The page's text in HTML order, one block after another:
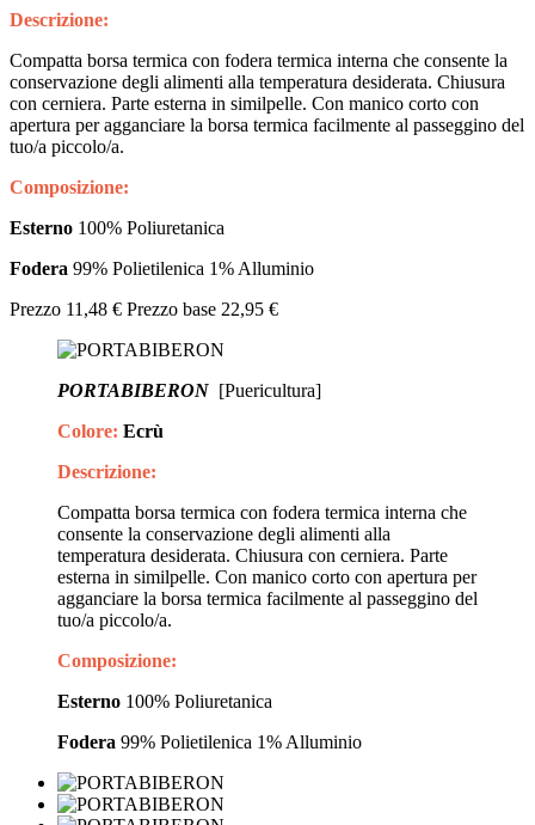
Descrizione:
Compatta borsa termica con fodera termica interna che consente la
conservazione degli alimenti alla temperatura desiderata. Chiusura
con cerniera. Parte esterna in similpelle. Con manico corto con
apertura per agganciare la borsa termica facilmente al passeggino del
tuo/a piccolo/a.
Composizione:
Esterno 100% Poliuretanica
Fodera 99% Polietilenica 1% Alluminio
Prezzo 11,48 € Prezzo base 22,95 €
PORTABIBERON [Puericultura]
Colore: Ecrù
Descrizione:
Compatta borsa termica con fodera termica interna che
consente la conservazione degli alimenti alla
temperatura desiderata. Chiusura con cerniera. Parte
esterna in similpelle. Con manico corto con apertura per
agganciare la borsa termica facilmente al passeggino del
tuo/a piccolo/a.
Composizione:
Esterno 100% Poliuretanica
Fodera 99% Polietilenica 1% Alluminio